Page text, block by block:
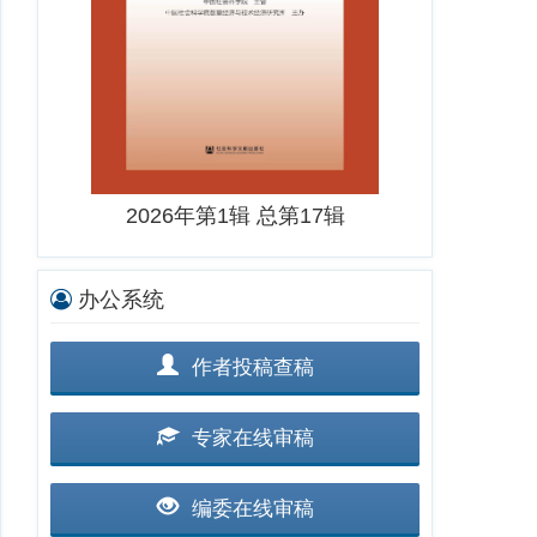
2026年第1辑 总第17辑
办公系统
作者投稿查稿
专家在线审稿
编委在线审稿